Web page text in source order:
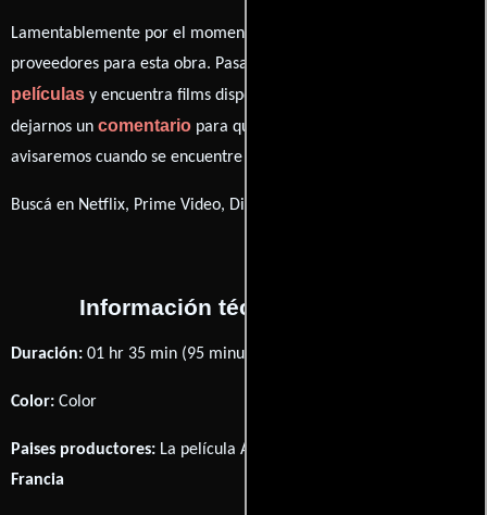
Lamentablemente por el momento no contamos con enlaces a
proveedores para esta obra. Pasa por nuestro catálogo de
películas y encuentra films disponibles. También puedes
dejarnos un comentario para que le demos prioridad y te
avisaremos cuando se encuentre disponible
Buscá en Netflix, Prime Video, Disney+
Información técnica y general
Duración: 01 hr 35 min (95 minutos) .
Color: Color
Paises productores: La película A View of Love fué producida en
Francia